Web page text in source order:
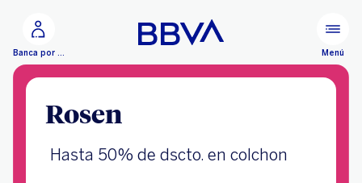
Banca por Internet Menú
Rosen
Hasta 50% de dscto. en colchon